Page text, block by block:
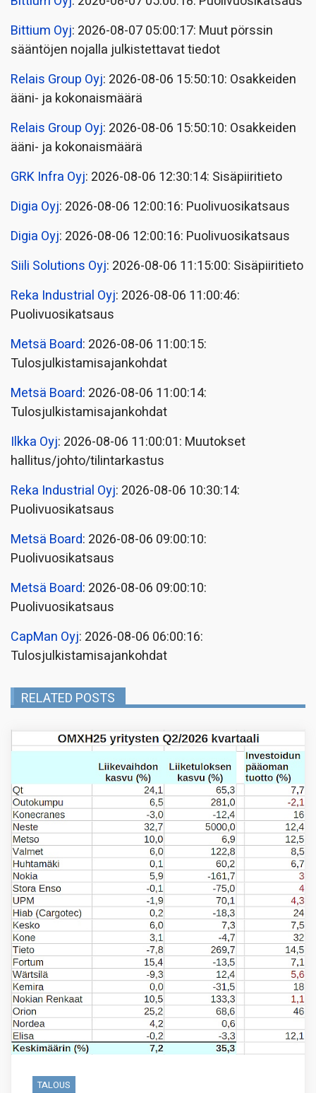
Bittium Oyj: 2026-08-07 05:00:17: Muut pörssin
sääntöjen nojalla julkistettavat tiedot
Relais Group Oyj: 2026-08-06 15:50:10: Osakkeiden
ääni- ja kokonaismäärä
Relais Group Oyj: 2026-08-06 15:50:10: Osakkeiden
ääni- ja kokonaismäärä
GRK Infra Oyj: 2026-08-06 12:30:14: Sisäpiiritieto
Digia Oyj: 2026-08-06 12:00:16: Puolivuosikatsaus
Digia Oyj: 2026-08-06 12:00:16: Puolivuosikatsaus
Siili Solutions Oyj: 2026-08-06 11:15:00: Sisäpiiritieto
Reka Industrial Oyj: 2026-08-06 11:00:46:
Puolivuosikatsaus
Metsä Board: 2026-08-06 11:00:15:
Tulosjulkistamisajankohdat
Metsä Board: 2026-08-06 11:00:14:
Tulosjulkistamisajankohdat
Ilkka Oyj: 2026-08-06 11:00:01: Muutokset
hallitus/johto/tilintarkastus
Reka Industrial Oyj: 2026-08-06 10:30:14:
Puolivuosikatsaus
Metsä Board: 2026-08-06 09:00:10:
Puolivuosikatsaus
Metsä Board: 2026-08-06 09:00:10:
Puolivuosikatsaus
CapMan Oyj: 2026-08-06 06:00:16:
Tulosjulkistamisajankohdat
RELATED POSTS
TALOUS